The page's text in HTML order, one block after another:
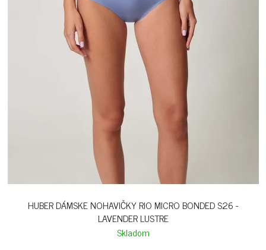
HUBER DÁMSKE NOHAVIČKY RIO MICRO BONDED S26 -
LAVENDER LUSTRE
Skladom